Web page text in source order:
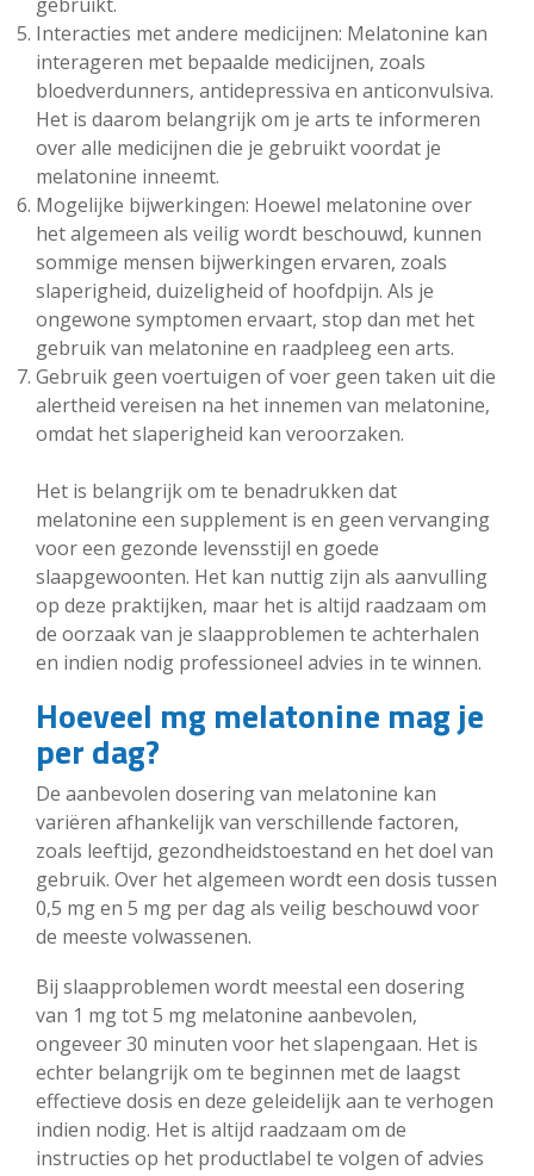
Interacties met andere medicijnen: Melatonine kan
interageren met bepaalde medicijnen, zoals
bloedverdunners, antidepressiva en anticonvulsiva.
Het is daarom belangrijk om je arts te informeren
over alle medicijnen die je gebruikt voordat je
melatonine inneemt.
Mogelijke bijwerkingen: Hoewel melatonine over
het algemeen als veilig wordt beschouwd, kunnen
sommige mensen bijwerkingen ervaren, zoals
slaperigheid, duizeligheid of hoofdpijn. Als je
ongewone symptomen ervaart, stop dan met het
gebruik van melatonine en raadpleeg een arts.
Gebruik geen voertuigen of voer geen taken uit die
alertheid vereisen na het innemen van melatonine,
omdat het slaperigheid kan veroorzaken.
Het is belangrijk om te benadrukken dat
melatonine een supplement is en geen vervanging
voor een gezonde levensstijl en goede
slaapgewoonten. Het kan nuttig zijn als aanvulling
op deze praktijken, maar het is altijd raadzaam om
de oorzaak van je slaapproblemen te achterhalen
en indien nodig professioneel advies in te winnen.
Hoeveel mg melatonine mag je
per dag?
De aanbevolen dosering van melatonine kan
variëren afhankelijk van verschillende factoren,
zoals leeftijd, gezondheidstoestand en het doel van
gebruik. Over het algemeen wordt een dosis tussen
0,5 mg en 5 mg per dag als veilig beschouwd voor
de meeste volwassenen.
Bij slaapproblemen wordt meestal een dosering
van 1 mg tot 5 mg melatonine aanbevolen,
ongeveer 30 minuten voor het slapengaan. Het is
echter belangrijk om te beginnen met de laagst
effectieve dosis en deze geleidelijk aan te verhogen
indien nodig. Het is altijd raadzaam om de
instructies op het productlabel te volgen of advies